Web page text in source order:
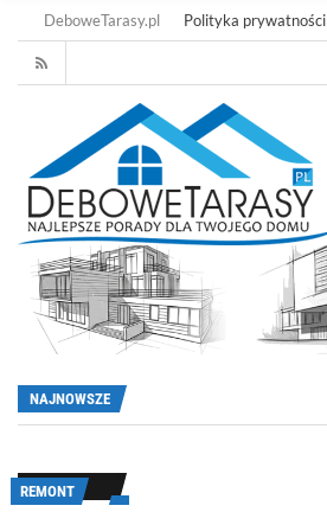
DeboweTarasy.pl Polityka prywatności
NAJNOWSZE
REMONT